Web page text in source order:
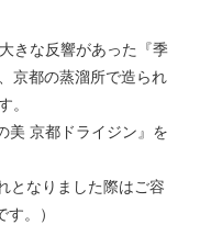
きな反響があった『季
京都の蒸溜所で造られ
。
美 京都ドライジン』を
となりました際はご容
。）